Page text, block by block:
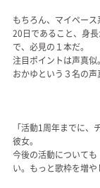
もちろん、マイペー
20日であること、身
で、必見の１本だ。
注目ポイントは声真
おかゆという３名の声
「活動1周年までに
彼女。
今後の活動について
い。もっと歌枠を増や